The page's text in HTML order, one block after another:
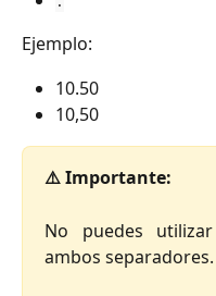
Ejemplo:
10.50
10,50
⚠️ Importante:
No puedes
ambos separadores.